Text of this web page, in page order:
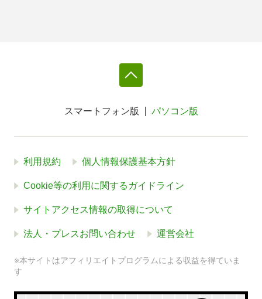
スマートフォン版 パソコン版
利用規約 個人情報保護基本方針
Cookie等の利用に関するガイドライン
サイトアクセス情報の取得について
法人・プレスお問い合わせ 運営会社
※本サイトはアフィリエイトプログラムによる収益を得ていま
す